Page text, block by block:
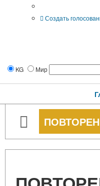
Создать
KG Мир